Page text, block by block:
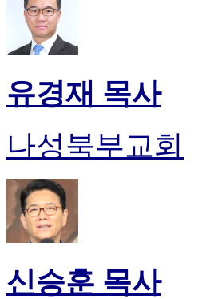
유경재 목사
나성북부교회
신승훈 목사